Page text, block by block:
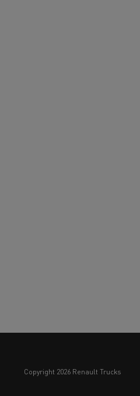
copyright 2026 Renault Trucks